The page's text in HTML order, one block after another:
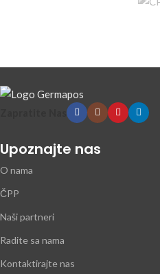
Upoznajte nas
O nama
ČPP
Naši partneri
Radite sa nama
Kontaktirajte nas